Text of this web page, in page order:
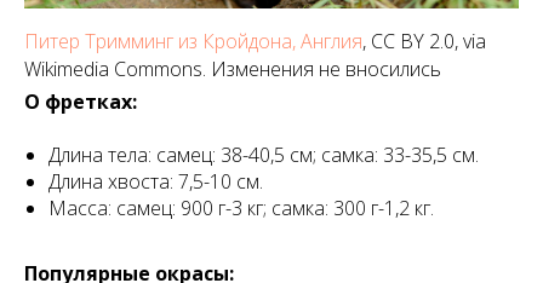
Питер Тримминг из Кройдона, Англия, CC BY 2.0, via
Wikimedia Commons. Изменения не вносились
О фретках:
Длина тела: самец: 38-40,5 см; самка: 33-35,5 см.
Длина хвоста: 7,5-10 см.
Масса: самец: 900 г-3 кг; самка: 300 г-1,2 кг.
Популярные окрасы: